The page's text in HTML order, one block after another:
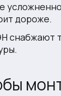
дороже.
снабжают